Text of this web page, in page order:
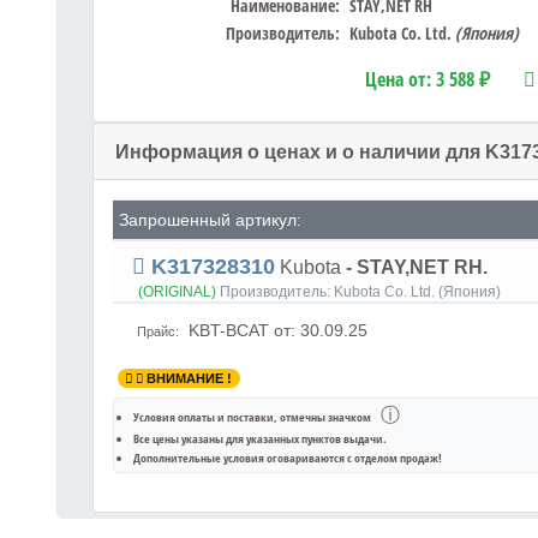
Наименование: STAY,NET RH
Производитель: Kubota Co. Ltd. (Япония)
Цена от:3 588 ₽
Информация о ценах и о наличии для
Запрошенный артикул:
K317328310 Kubota - STAY,NET RH.
(ORIGINAL)Производитель: Kubota Co. Ltd. (Япония)
Прайс: KBT-BCAT от: 30.09.25
ВНИМАНИЕ !
Условия оплаты и поставки , отмечны значком ⓘ
Все цены указаны дляуказанных пунктов выдачи.
Дополнительные условия оговариваются с отделом продаж!